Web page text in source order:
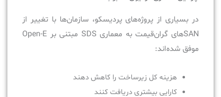
در بسیاری از پروژه‌های پردیسکو، سازمان‌ها با تغییر از
SANهای گران‌قیمت به معماری SDS مبتنی بر Open-E
موفق شده‌اند:
هزینه کل زیرساخت را کاهش دهند
کارایی بیشتری دریافت کنند